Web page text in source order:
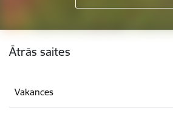
Kājene
Ātrās saites
Vakances